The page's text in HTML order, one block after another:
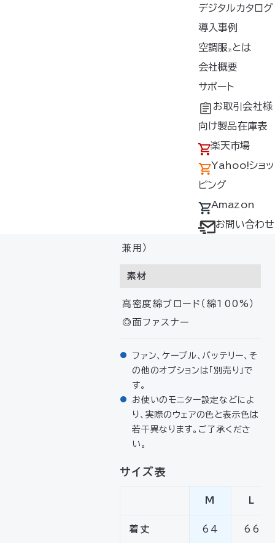
デジタルカタログ
導入事例
導入事例
共同開発
工場シミュレーシ
ョン
空調服🄬 とは
空調服 ®とは
開発秘話
会社概要
企業理念
会社概要
会社沿革
アクセス
採用情報
サポート
よくあるご質問
不要なバッテリー
の回収について
デバイス・ファン
オプション対応表
取扱説明書ダウ
ンロードサービス
扱い店舗
お取引会社様
向け製品在庫表
楽天市場
Yahoo!ショッ
ピング
Amazon
お問い合わせ
ライトブルー、モスグリーン、ダ
M・L・LL・3L・4L・5L（男女
兼用）
素材
高密度綿ブロード（綿100%）
◎面ファスナー
ファン、ケーブル、バッテリー、そ
の他のオプションは「別売り」で
す。
お使いのモニター設定などによ
り、実際のウェアの色と表示色は
若干異なります。ご了承くださ
い。
サイズ表
M L
着丈 64 66